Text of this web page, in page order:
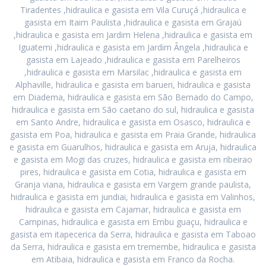
Tiradentes ,hidraulica e gasista em Vila Curuçá ,hidraulica e
gasista em Itaim Paulista ,hidraulica e gasista em Grajaú
,hidraulica e gasista em Jardim Helena ,hidraulica e gasista em
Iguatemi ,hidraulica e gasista em Jardim Ângela ,hidraulica e
gasista em Lajeado ,hidraulica e gasista em Parelheiros
,hidraulica e gasista em Marsilac ,hidraulica e gasista em
Alphaville, hidraulica e gasista em barueri, hidraulica e gasista
em Diadema, hidraulica e gasista em São Bernado do Campo,
hidraulica e gasista em São caetano do sul, hidraulica e gasista
em Santo Andre, hidraulica e gasista em Osasco, hidraulica e
gasista em Poa, hidraulica e gasista em Praia Grande, hidraulica
e gasista em Guarulhos, hidraulica e gasista em Aruja, hidraulica
e gasista em Mogi das cruzes, hidraulica e gasista em ribeirao
pires, hidraulica e gasista em Cotia, hidraulica e gasista em
Granja viana, hidraulica e gasista em Vargem grande paulista,
hidraulica e gasista em jundiai, hidraulica e gasista em Valinhos,
hidraulica e gasista em Cajamar, hidraulica e gasista em
Campinas, hidraulica e gasista em Embu guaçu, hidraulica e
gasista em itapecerica da Serra, hidraulica e gasista em Taboao
da Serra, hidraulica e gasista em tremembe, hidraulica e gasista
em Atibaia, hidraulica e gasista em Franco da Rocha.